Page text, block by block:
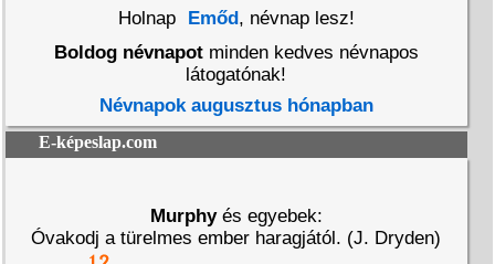
Holnap
Emőd , névnap lesz!
Boldog névnapotminden kedves névnapos
látogatónak!
Névnapok augusztus hónapban
E-képeslap.com
Murphyés egyebek:
Óvakodj a türelmes ember haragjától. (J. Dryden)